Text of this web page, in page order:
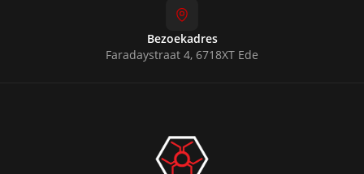
Bezoekadres
Faradaystraat 4, 6718XT Ede